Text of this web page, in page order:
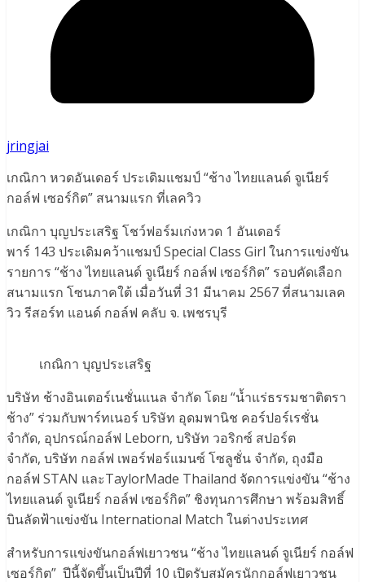
jringjai
เกณิกา หวดอันเดอร์ ประเดิมแชมป์ “ช้าง ไทยแลนด์ จูเนียร์
กอล์ฟ เซอร์กิต” สนามแรก ที่เลควิว
เกณิกา บุญประเสริฐ โชว์ฟอร์มเก่งหวด 1 อันเดอร์
พาร์ 143 ประเดิมคว้าแชมป์ Special Class Girl ในการแข่งขัน
รายการ “ช้าง ไทยแลนด์ จูเนียร์ กอล์ฟ เซอร์กิต” รอบคัดเลือก
สนามแรก โซนภาคใต้ เมื่อวันที่ 31 มีนาคม 2567 ที่สนามเลค
วิว รีสอร์ท แอนด์ กอล์ฟ คลับ จ. เพชรบุรี
เกณิกา บุญประเสริฐ
บริษัท ช้างอินเตอร์เนชั่นแนล จำกัด โดย “น้ำแร่ธรรมชาติตรา
ช้าง” ร่วมกับพาร์ทเนอร์ บริษัท อุดมพานิช คอร์ปอร์เรชั่น
จำกัด, อุปกรณ์กอล์ฟ Leborn, บริษัท วอริกซ์ สปอร์ต
จำกัด, บริษัท กอล์ฟ เพอร์ฟอร์แมนซ์ โซลูชั่น จำกัด, ถุงมือ
กอล์ฟ STAN และTaylorMade Thailand จัดการแข่งขัน “ช้าง
ไทยแลนด์ จูเนียร์ กอล์ฟ เซอร์กิต” ชิงทุนการศึกษา พร้อมสิทธิ์
บินลัดฟ้าแข่งขัน International Match ในต่างประเทศ
สำหรับการแข่งขันกอล์ฟเยาวชน “ช้าง ไทยแลนด์ จูเนียร์ กอล์ฟ
เซอร์กิต” ปีนี้จัดขึ้นเป็นปีที่ 10 เปิดรับสมัครนักกอล์ฟเยาวชน